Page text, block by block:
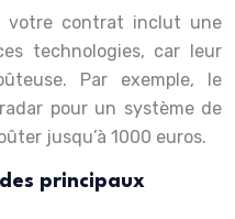
votre contrat inclut une
technologies, car leur
Par exemple, le
pour un système de
jusqu’à 1000 euros.
principaux